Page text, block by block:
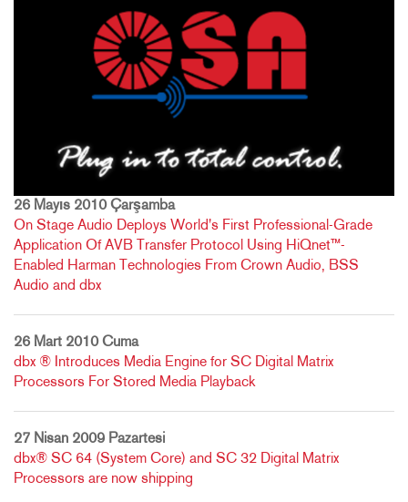
26 Mayıs 2010 Çarşamba
On Stage Audio Deploys World's First Professional-Grade
Application Of AVB Transfer Protocol Using HiQnet™-
Enabled Harman Technologies From Crown Audio, BSS
Audio and dbx
26 Mart 2010 Cuma
dbx ® Introduces Media Engine for SC Digital Matrix
Processors For Stored Media Playback
27 Nisan 2009 Pazartesi
dbx® SC 64 (System Core) and SC 32 Digital Matrix
Processors are now shipping